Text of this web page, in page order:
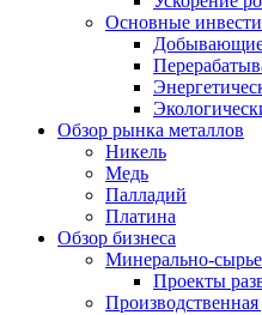
Основные
Обзор рынка металлов
Никель
Медь
Палладий
Платина
Обзор бизнеса
Минерально-
Проекты
Производственная